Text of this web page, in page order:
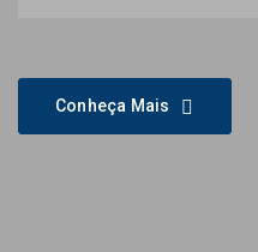
Conheça Mais